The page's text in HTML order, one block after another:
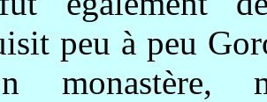
peu à peu
monastère,